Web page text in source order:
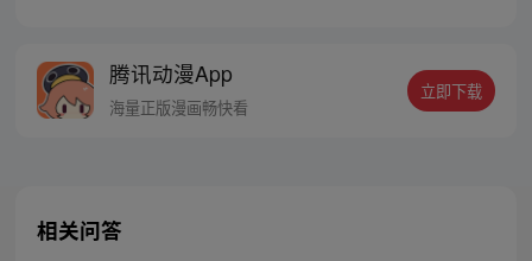
腾讯动漫App
海量正版漫画畅快看
立即下载
相关问答